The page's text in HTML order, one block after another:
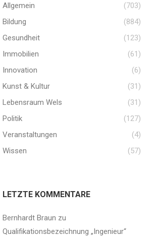
Allgemein
(703)
Bildung
(884)
Gesundheit
(123)
Immobilien
(61)
Innovation
(6)
Kunst & Kultur
(31)
Lebensraum Wels
(31)
Politik
(127)
Veranstaltungen
(4)
Wissen
(57)
LETZTE KOMMENTARE
Bernhardt Braun zu
Qualifikationsbezeichnung „Ingenieur“